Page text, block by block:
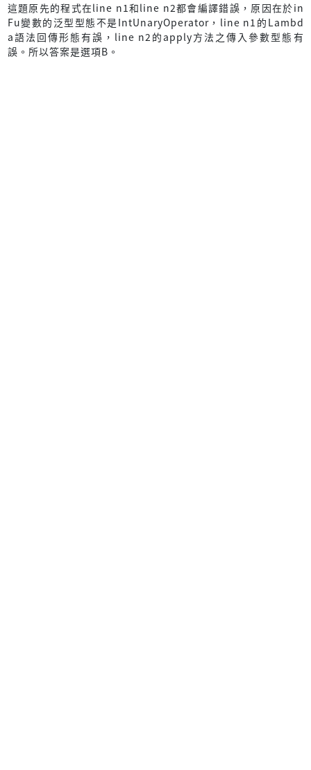
這題原先的程式在line n1和line n2都會編譯錯誤，原因在於in
Fu變數的泛型型態不是IntUnaryOperator，line n1的Lambd
a語法回傳形態有誤，line n2的apply方法之傳入參數型態有
誤。所以答案是選項B。